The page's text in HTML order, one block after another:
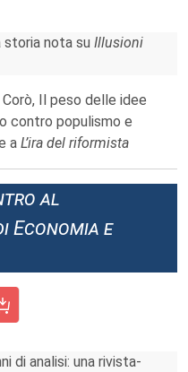
storia nota su Illusioni
Corò, Il peso delle idee
contro populismo e
a L’ira del riformista
al
Economia e
2/2023
di analisi: una rivista-